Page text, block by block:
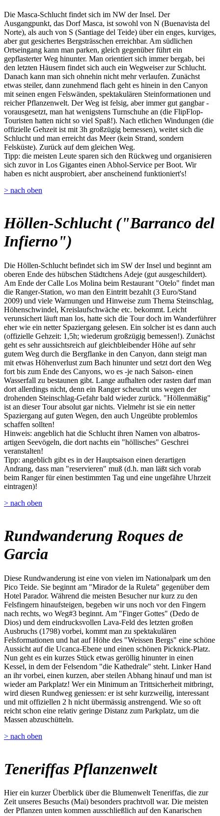
Die Masca-Schlucht findet sich im NW der Insel. Der
Ausgangpunkt, das Dorf Masca, ist sowohl von N (Buenavista del
Norte), als auch von S (Santiage del Teide) über ein enges, kurviges,
aber gut gesichertes Bergsträsschen erreichbar. Am südlichen
Ortseingang kann man parken, gleich gegenüber führt ein
gepflasterter Weg hinunter. Man orientiert sich immer bergab, bei
den letzten Häusern findet sich auch ein Wegweiser zur Schlucht.
Danach kann man sich ohnehin nicht mehr verlaufen. Zunächst
etwas steiler, dann zunehmend flach geht es hinein in den Canyon
mit seinen engen Felswänden, spektakulären Steinformationen und
reicher Pflanzenwelt. Der Weg ist felsig, aber immer gut gangbar -
vorausgesetzt, man hat wenigstens Turnschuhe an (die FlipFlop-
Touristen hatten nicht so viel Spaß!). Nach etlichen Windungen (die
offizielle Gehzeit ist mit 3h großzügig bemessen), weitet sich die
Schlucht und man erreicht das Meer (kein Strand, sondern
Felsküste). Zurück auf dem gleichen Weg.
Tipp: die meisten Leute sparen sich den Rückweg und organisieren
sich zuvor in Los Gigantes einen Abhol-Service per Boot. Wir
haben es nicht ausprobiert, aber anscheinend funktioniert's!
> nach oben
Höllen-Schlucht ("Barranco del
Infierno")
Die Höllen-Schlucht befindet sich im SW der Insel und beginnt am
oberen Ende des hübschen Städtchens Adeje (gut ausgeschildert).
Am Ende der Calle Los Molina beim Restaurant "Otelo" findet man
die Ranger-Station, wo man den Eintritt bezahlt (3 Euro/Stand
2009) und viele Warnungen und Hinweise zum Thema Steinschlag,
Höhenschwindel, Kreislaufschwäche etc. bekommt. Leicht
verunsichert läuft man los, hatte sich die Tour doch im Wanderführer
eher wie ein netter Spaziergang gelesen. Ein solcher ist es dann auch
(offizielle Gehzeit: 1,5h; wiederum großzügig bemessen!). Zunächst
geht es sehr aussichtsreich auf gleichbleibender Höhe auf sehr
gutem Weg durch die Bergflanke in den Canyon, dann steigt man
mit etwas Höhenverlust zum Bach hinunter und setzt dort den Weg
fort bis zum Ende des Canyons, wo es -je nach Saison- einen
Wasserfall zu bestaunen gibt. Lange aufhalten oder rasten darf man
dort allerdings nicht, denn ein Ranger scheucht uns wegen der
drohenden Steinschlag-Gefahr bald wieder zurück. "Höllenmäßig"
ist an dieser Tour absolut gar nichts. Vielmehr ist sie ein netter
Spaziergang auf guten Wegen, den auch Ungeübte problemlos
schaffen sollten!
Hinweis: angeblich hat die Schlucht ihren Namen von albatros-
artigen Seevögeln, die dort nachts ein "höllisches" Geschrei
veranstalten!
Tipp: angeblich gibt es in der Hauptsaison einen derartigen
Andrang, dass man "reservieren" muß (d.h. man läßt sich vorab
beim Ranger für einen bestimmten Tag und eine ungefähre Uhrzeit
eintragen)!
> nach oben
Rundwanderung Roques de
Garcia
Diese Rundwanderung ist eine von vielen im Nationalpark um den
Pico Teide. Sie beginnt am "Mirador de la Ruleta" gegenüber dem
Hotel Parador. Während die meisten Besucher nur kurz zu den
Felsfingern hinaufsteigen, begeben wir uns noch vor den Fingern
nach rechts, wo Weg#3 beginnt. Am "Finger Gottes" (Dedo de
Dios) und dem eindrucksvollen Lava-Feld des letzten großen
Ausbruchs (1798) vorbei, kommt man zu spektakulären
Felsformationen und hat auf Höhe des "Weissen Bergs" eine schöne
Aussicht auf die Ucanca-Ebene und einen schönen Picknick-Platz.
Nun geht es ein kurzes Stück etwas geröllig hinunter in einen
Kessel, in dem der Felsendom "die Kathedrale" steht. Linker Hand
an ihr vorbei, einen kurzen, aber steilen Abhang hinauf und man ist
wieder am Parkplatz! Wer ein Minimum an Trittsicherheit mitbringt,
wird diesen Rundweg geniessen: er ist sehr kurzweilig, interessant
und mit offiziellen 2 h nicht übermässig anstrengend. Wie so oft
reicht schon eine relativ geringe Distanz zum Parkplatz, um die
Massen abzuschütteln.
> nach oben
Teneriffas Pflanzenwelt
Hier ein kurzer Überblick über die Blumenwelt Teneriffas, die zur
Zeit unseres Besuchs (Mai) besonders prachtvoll war. Die meisten
der Pflanzen unten kommen ausschließlich auf den Kanarischen